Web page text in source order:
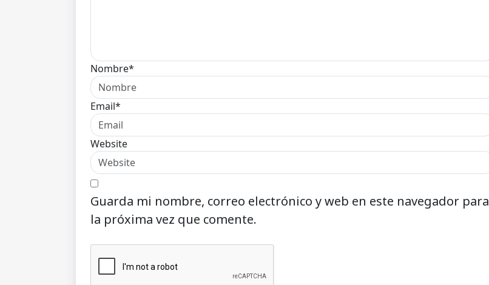
Nombre*
Email*
Website
Guarda mi nombre, correo electrónico y web en este navegador para
la próxima vez que comente.